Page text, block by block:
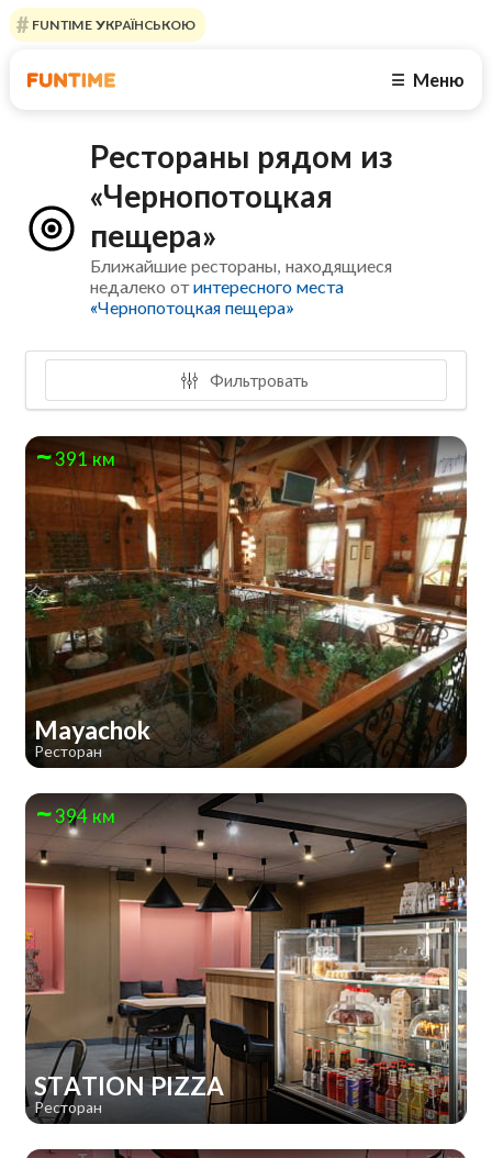
FUNTIME УКРАЇНСЬКОЮ
☰ Меню
Рестораны рядом из
«Чернопотоцкая
пещера»
Ближайшие рестораны, находящиеся
недалеко отинтересного места
«Чернопотоцкая пещера»
Фильтровать
391 км
Mayachok
Ресторан
394 км
STATION PIZZA
Ресторан